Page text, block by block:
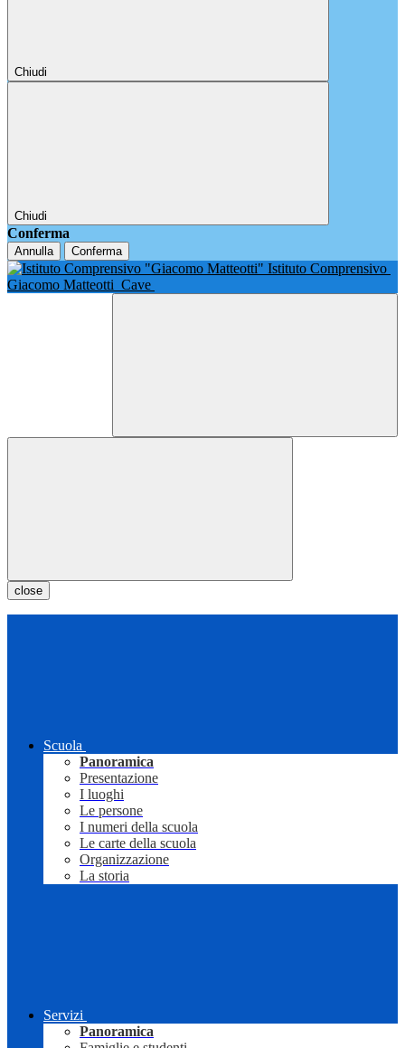
Chiudi
Chiudi
Conferma
Annulla Conferma
Istituto Comprensivo
Giacomo Matteotti Cave
close
Scuola
Panoramica
Presentazione
I luoghi
Le persone
I numeri della scuola
Le carte della scuola
Organizzazione
La storia
Servizi
Panoramica